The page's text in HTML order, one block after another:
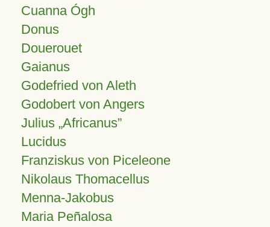
Cuanna Ógh
Donus
Douerouet
Gaianus
Godefried von Aleth
Godobert von Angers
Julius Africanus
Lucidus
Franziskus von Piceleone
Nikolaus Thomacellus
Menna-Jakobus
Maria Peñalosa